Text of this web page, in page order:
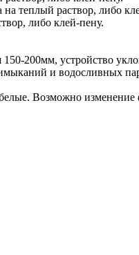
теплый раствор, либо
либо клей-пену.
200мм, устройство
и водосливных
Возможно изменение